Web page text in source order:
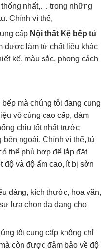
nhất,… trong những
Chính vì thế,
cấp Nội thất Kệ bếp tủ
được làm từ chất liệu khác
kế, màu sắc, phong cách
mà chúng tôi đang cung
vô cùng cao cấp, đảm
chịu tốt nhất trước
ngoài. Chính vì thế, tủ
thể phù hợp để lắp đặt
độ và độ ẩm cao, ít bị sờn
dáng, kích thước, hoa văn,
lựa chọn đa dạng cho
tôi cung cấp không chỉ
còn được đảm bảo về độ